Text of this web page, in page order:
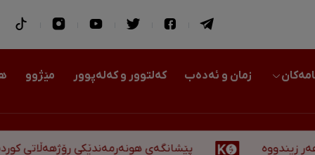
زمان و ئەدەب کەلتوور و کەلەپوور مێژوو
پێشانگەی هونەرمەندێکی ڕۆژهەڵاتی کوردستان لە